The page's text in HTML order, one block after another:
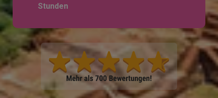
Stunden